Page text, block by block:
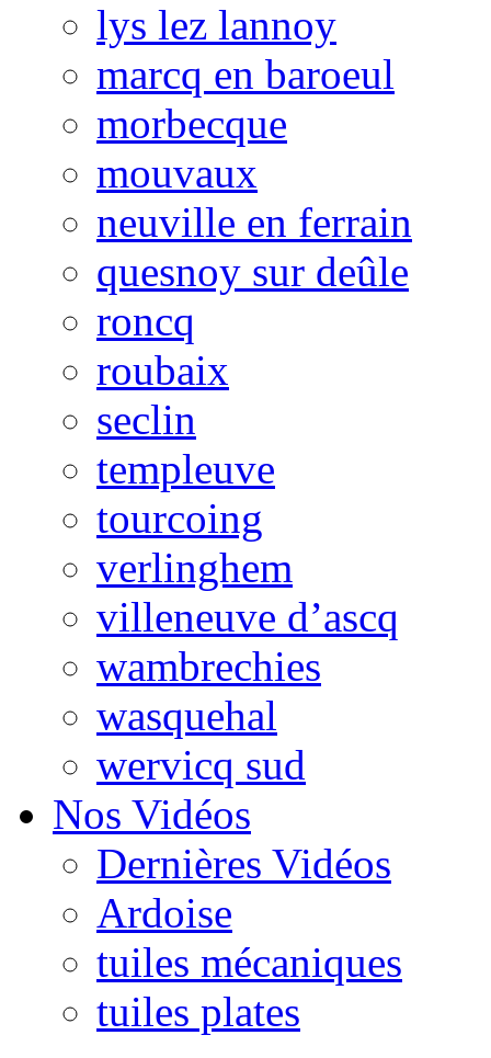
lys lez lannoy
marcq en baroeul
morbecque
mouvaux
neuville en ferrain
quesnoy sur deûle
roncq
roubaix
seclin
templeuve
tourcoing
verlinghem
villeneuve d’ascq
wambrechies
wasquehal
wervicq sud
Nos Vidéos
Dernières Vidéos
Ardoise
tuiles mécaniques
tuiles plates